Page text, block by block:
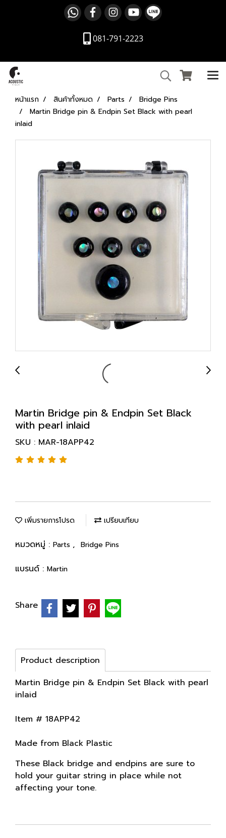
081-791-2223
หน้าแรก สินค้าทั้งหมด Parts
Bridge Pins
Martin Bridge pin & Endpin Set Black with pearl
inlaid
Martin Bridge pin & Endpin Set Black
with pearl inlaid
SKU : MAR-18APP42
เพิ่มรายการโปรด เปรียบเทียบ
หมวดหมู่ : Parts , Bridge Pins
แบรนด์ : Martin
Share
Product description
Martin Bridge pin & Endpin Set Black with pearl
inlaid
Item # 18APP42
Made from Black Plastic
These Black bridge and endpins are sure to
hold your guitar string in place while not
affecting your tone.